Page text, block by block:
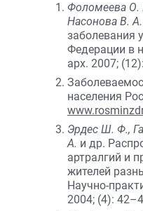
Фоломеева О.
Насонова В. А.
заболевания
Федерации в
арх. 2007;
населения
Эрдес Ш. Ф.,
А. и др.
артралгий и
жителей
Научно-
2004; (4):